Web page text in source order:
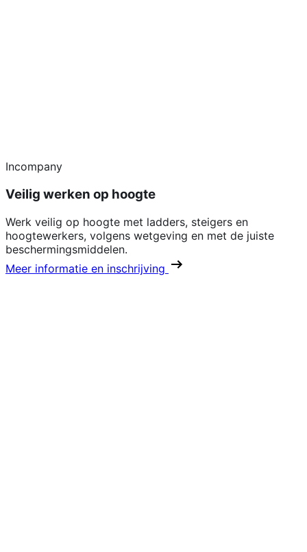
Incompany
Veilig werken op hoogte
Werk veilig op hoogte met ladders, steigers en
hoogtewerkers, volgens wetgeving en met de juiste
beschermingsmiddelen.
Meer informatie en inschrijving